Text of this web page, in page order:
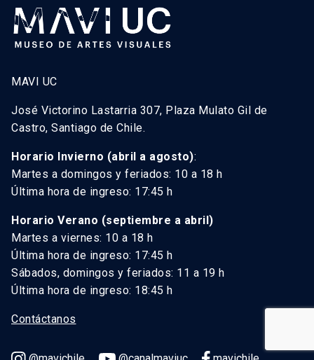
MAVI UC
José Victorino Lastarria 307, Plaza Mulato Gil de
Castro, Santiago de Chile.
Horario Invierno (abril a agosto):
Martes a domingos y feriados: 10 a 18 h
Última hora de ingreso: 17:45 h
Horario Verano (septiembre a abril)
Martes a viernes: 10 a 18 h
Última hora de ingreso: 17:45 h
Sábados, domingos y feriados: 11 a 19 h
Última hora de ingreso: 18:45 h
Contáctanos